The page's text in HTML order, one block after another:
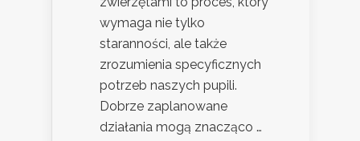
wymaga nie tylko
staranności, ale także
zrozumienia specyficznych
potrzeb naszych pupili.
Dobrze zaplanowane
działania mogą znacząco …